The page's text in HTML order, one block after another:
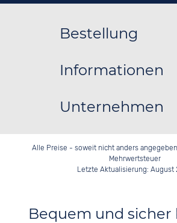
Bestellung
Informationen
Unternehmen
Alle Preise - soweit nicht anders
Mehrwertsteuer
Letzte Aktualisierung: August
Bequem und sicher